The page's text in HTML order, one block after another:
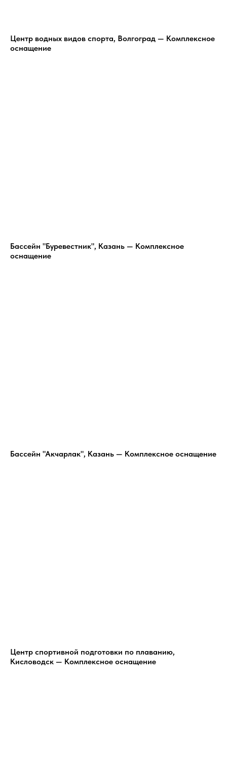
Центр водных видов спорта, Волгоград — Комплексное
оснащение
Бассейн "Буревестник", Казань — Комплексное
оснащение
Бассейн "Акчарлак", Казань — Комплексное оснащение
Центр спортивной подготовки по плаванию,
Кисловодск — Комплексное оснащение